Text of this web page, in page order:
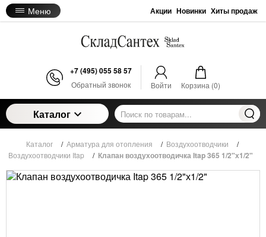
Меню Акции Новинки Хиты продаж
+7 (495) 055 58 57
Обратный звонок Войти Корзина (0)
Каталог
Каталог / Арматура для отопления / Воздухоотводчики
/
Воздухоотводчики Itap
/ Клапан воздухоотводичка Itap 365 1/2"х1/2"